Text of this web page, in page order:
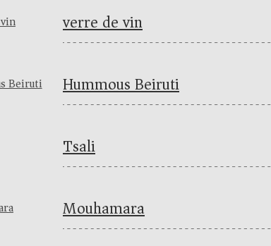
verre de vin
Hummous Beiruti
Tsali
Mouhamara